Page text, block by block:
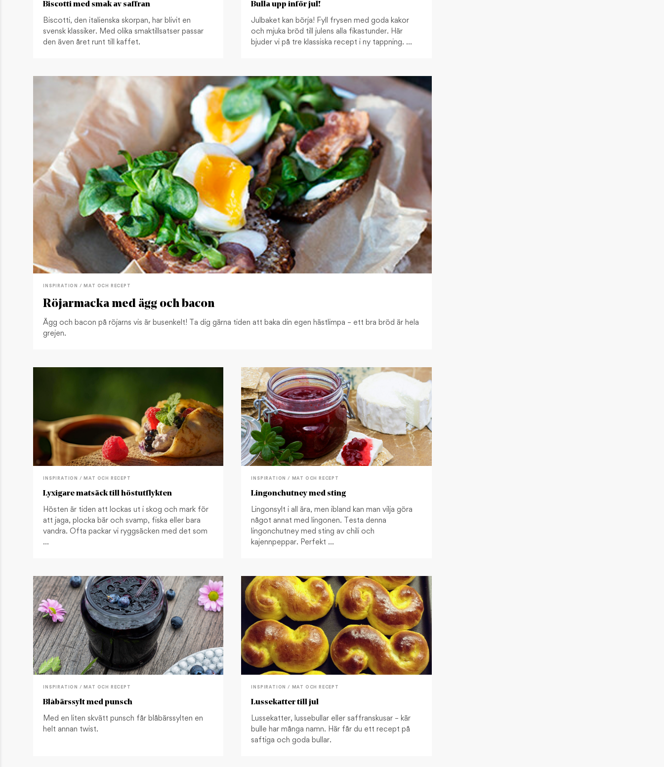
Biscotti med smak av saffran
Biscotti, den italienska skorpan, har blivit en
svensk klassiker. Med olika smaktillsatser passar
den även året runt till kaffet.
Bulla upp inför jul!
Julbaket kan börja! Fyll frysen med goda kakor
och mjuka bröd till julens alla fikastunder. Här
bjuder vi på tre klassiska recept i ny tappning. …
INSPIRATION / MAT OCH RECEPT
Röjarmacka med ägg och bacon
Ägg och bacon på röjarns vis är busenkelt! Ta dig gärna tiden att baka din egen hästlimpa – ett bra bröd är hela
grejen.
INSPIRATION / MAT OCH RECEPT
Lyxigare matsäck till höstutflykten
Hösten är tiden att lockas ut i skog och mark för
att jaga, plocka bär och svamp, fiska eller bara
vandra. Ofta packar vi ryggsäcken med det som
…
INSPIRATION / MAT OCH RECEPT
Lingonchutney med sting
Lingonsylt i all ära, men ibland kan man vilja göra
något annat med lingonen. Testa denna
lingonchutney med sting av chili och
kajennpeppar. Perfekt …
INSPIRATION / MAT OCH RECEPT
Blåbärssylt med punsch
Med en liten skvätt punsch får blåbärssylten en
helt annan twist.
INSPIRATION / MAT OCH RECEPT
Lussekatter till jul
Lussekatter, lussebullar eller saffranskusar – kär
bulle har många namn. Här får du ett recept på
saftiga och goda bullar.